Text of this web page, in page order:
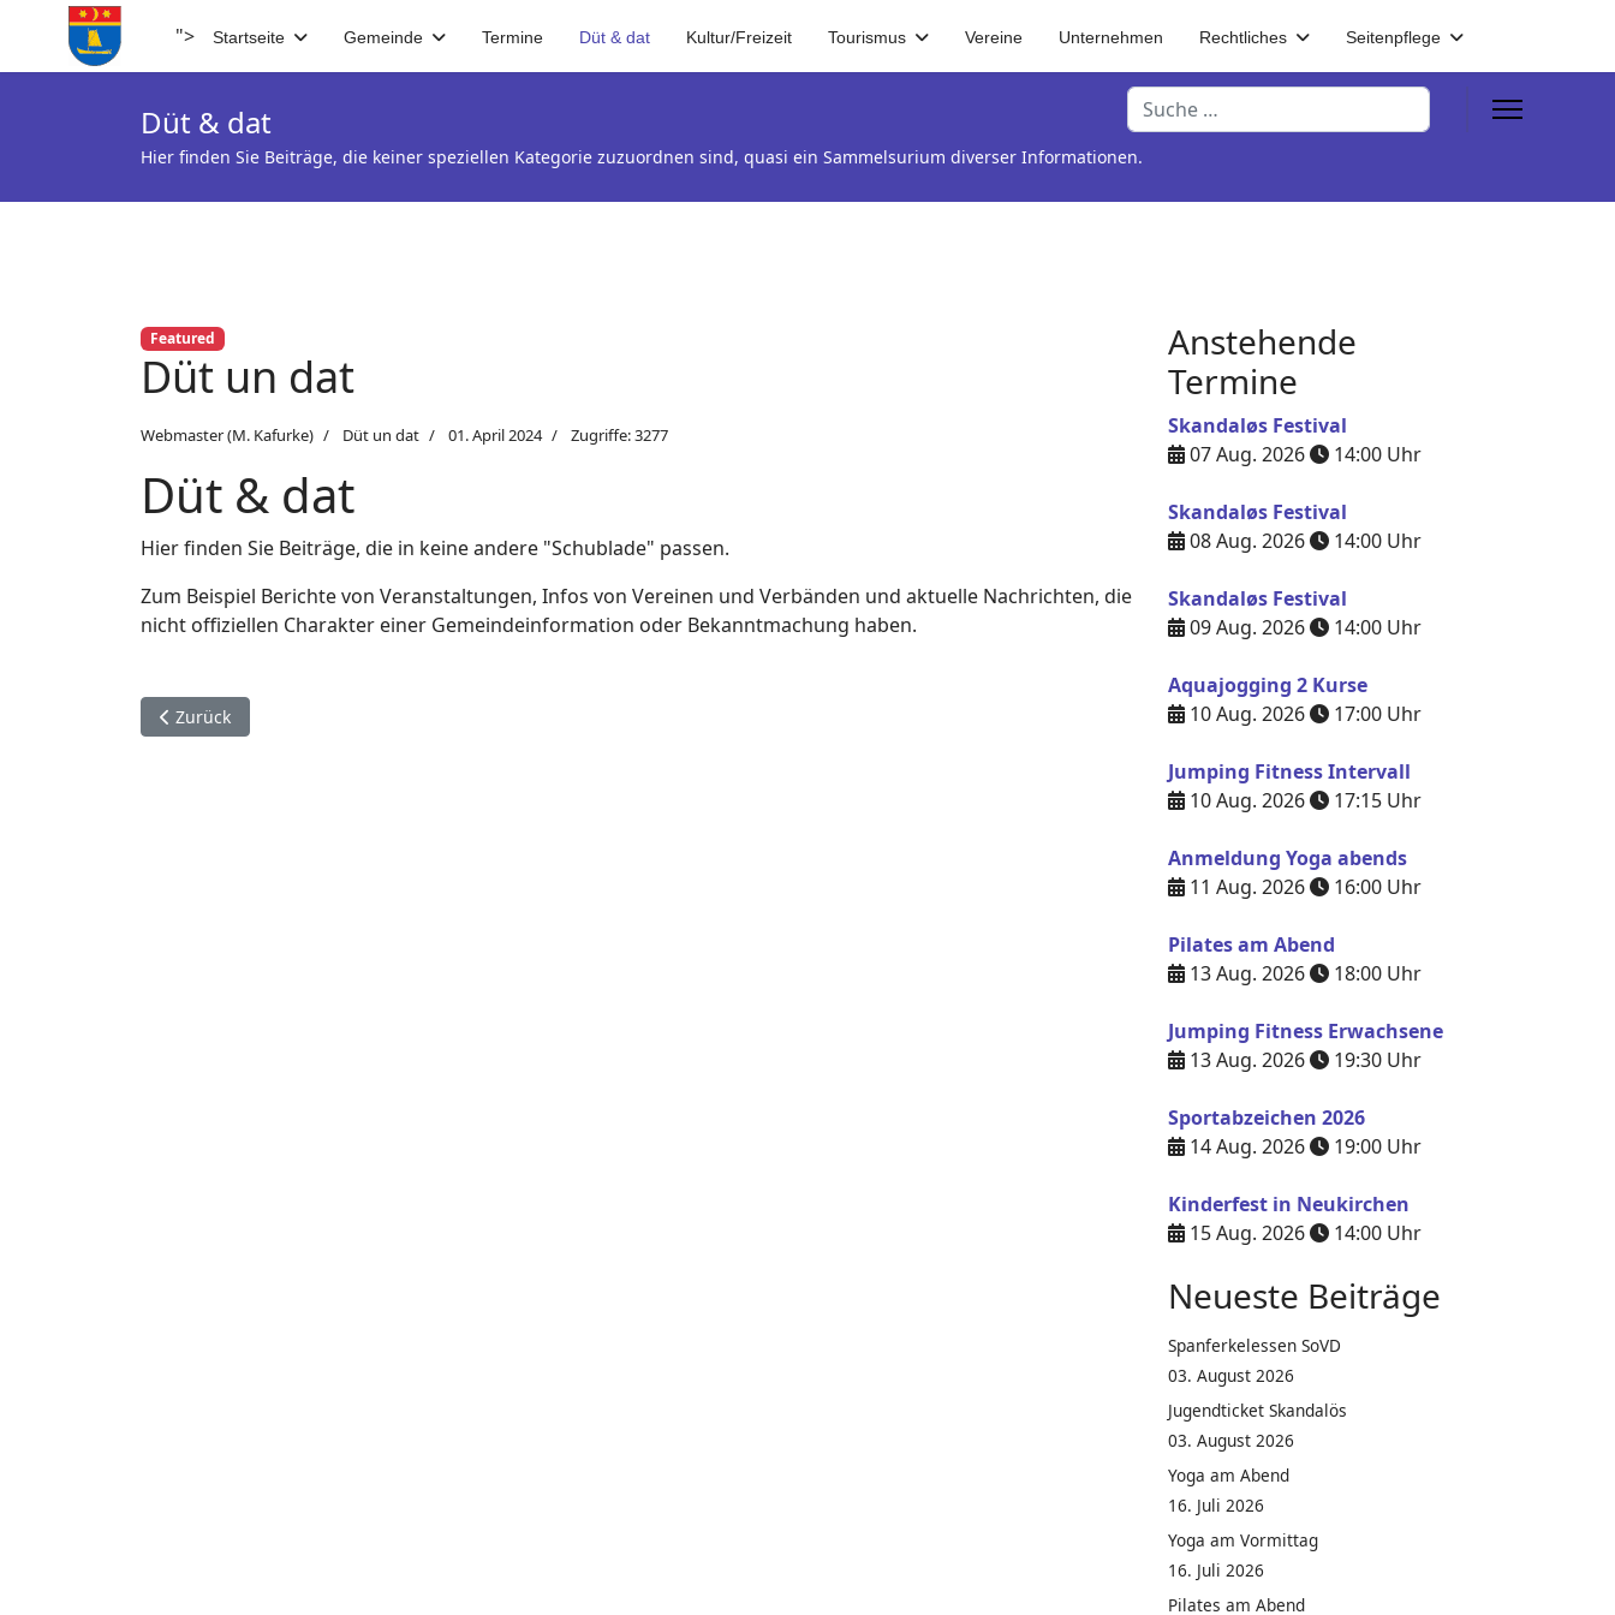
"> Startseite Gemeinde Termine Düt & dat Kultur/Freizeit Tourismus Vereine Unternehmen Rechtliches Seitenpflege
Suchen
Düt & dat
Hier finden Sie Beiträge, die keiner speziellen Kategorie zuzuordnen sind, quasi ein Sammelsurium diverser Informationen.
Featured
Düt un dat
Webmaster (M. Kafurke) Düt un dat 01. April 2024 Zugriffe: 3277
Düt & dat
Hier finden Sie Beiträge, die in keine andere "Schublade" passen.
Zum Beispiel Berichte von Veranstaltungen, Infos von Vereinen und Verbänden und aktuelle Nachrichten, die
nicht offiziellen Charakter einer Gemeindeinformation oder Bekanntmachung haben.
Vorheriger Beitrag: Neue Ideen und Akteure gesucht
Zurück
Anstehende
Termine
Skandaløs Festival
07 Aug. 2026
14:00 Uhr
Skandaløs Festival
08 Aug. 2026
14:00 Uhr
Skandaløs Festival
09 Aug. 2026
14:00 Uhr
Aquajogging 2 Kurse
10 Aug. 2026
17:00 Uhr
Jumping Fitness Intervall
10 Aug. 2026
17:15 Uhr
Anmeldung Yoga abends
11 Aug. 2026
16:00 Uhr
Pilates am Abend
13 Aug. 2026
18:00 Uhr
Jumping Fitness Erwachsene
13 Aug. 2026
19:30 Uhr
Sportabzeichen 2026
14 Aug. 2026
19:00 Uhr
Kinderfest in Neukirchen
15 Aug. 2026
14:00 Uhr
Neueste Beiträge
Spanferkelessen SoVD
03. August 2026
Jugendticket Skandalös
03. August 2026
Yoga am Abend
16. Juli 2026
Yoga am Vormittag
16. Juli 2026
Pilates am Abend